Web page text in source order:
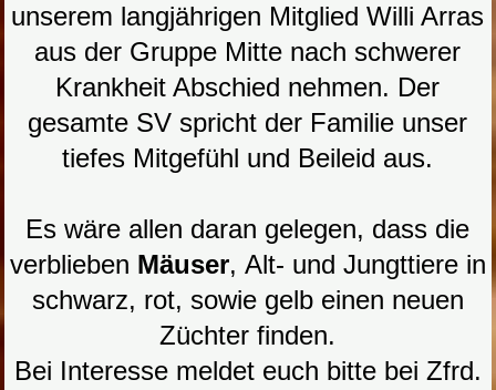
unserem langjährigen Mitglied Willi Arras
aus der Gruppe Mitte nach schwerer
Krankheit Abschied nehmen. Der
gesamte SV spricht der Familie unser
tiefes Mitgefühl und Beileid aus.
Es wäre allen daran gelegen, dass die
verblieben Mäuser, Alt- und Jungttiere in
schwarz, rot, sowie gelb einen neuen
Züchter finden.
Bei Interesse meldet euch bitte bei Zfrd.